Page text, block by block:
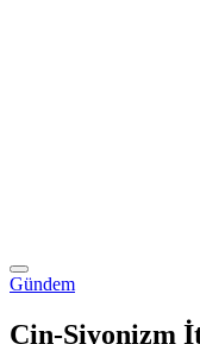
Gündem
Çin-Siyonizm